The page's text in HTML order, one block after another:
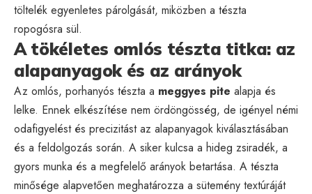
töltelék egyenletes párolgását, miközben a tészta
ropogósra sül.
A tökéletes omlós tészta titka: az
alapanyagok és az arányok
Az omlós, porhanyós tészta a meggyes pite alapja és
lelke. Ennek elkészítése nem ördöngösség, de igényel némi
odafigyelést és precizitást az alapanyagok kiválasztásában
és a feldolgozás során. A siker kulcsa a hideg zsiradék, a
gyors munka és a megfelelő arányok betartása. A tészta
minősége alapvetően meghatározza a sütemény textúráját